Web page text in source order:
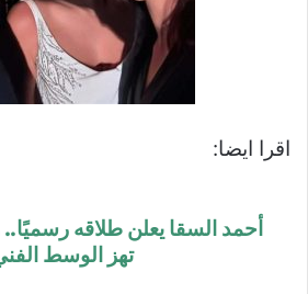
اقرا ايضا:
أحمد السقا يعلن طلاقه
تهز الوسط